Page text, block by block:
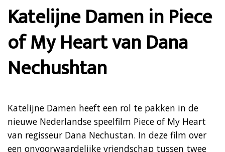
Katelijne Damen in Piece
of My Heart van Dana
Nechushtan
Katelijne Damen heeft een rol te pakken in de
nieuwe Nederlandse speelfilm Piece of My Heart
van regisseur Dana Nechustan. In deze film over
een onvoorwaardelijke vriendschap tussen twee